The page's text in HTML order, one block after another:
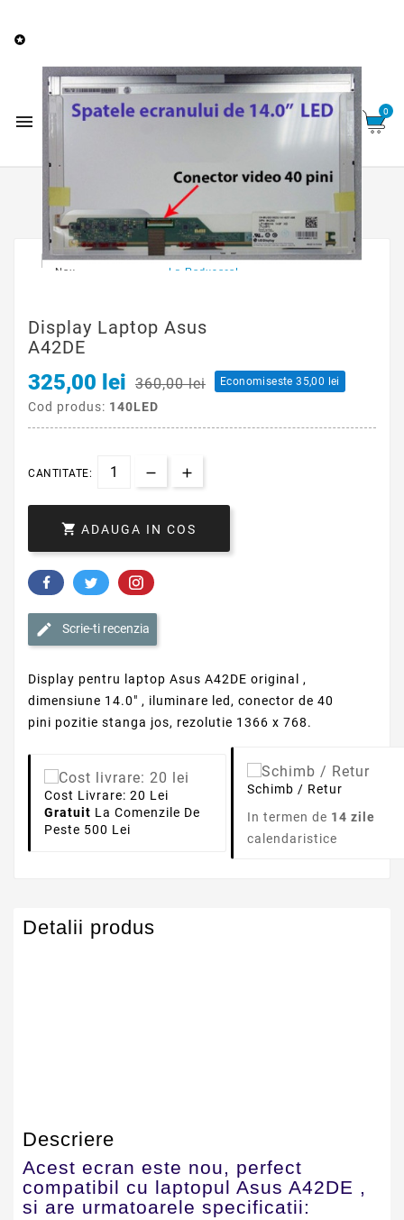

 0
Ecrane
Display laptop
Asus
Display laptop Asus A42DE
Nou La Reducere!

Display Laptop Asus
A42DE
325,00 lei 360,00 lei Economiseste 35,00 lei
Cod produs: 140LED
CANTITATE:
 ADAUGA IN COS
Scrie-ti recenzia
Display pentru laptop Asus A42DE original ,
dimensiune 14.0" , iluminare led, conector de 40
pini pozitie stanga jos, rezolutie 1366 x 768.
Cost Livrare: 20 Lei
Gratuit La Comenzile De
Peste 500 Lei
Schimb / Retur
In termen de 14 zile
calendaristice
Detalii produs
Descriere
Acest ecran este nou, perfect
compatibil cu laptopul Asus A42DE ,
si are urmatoarele specificatii: